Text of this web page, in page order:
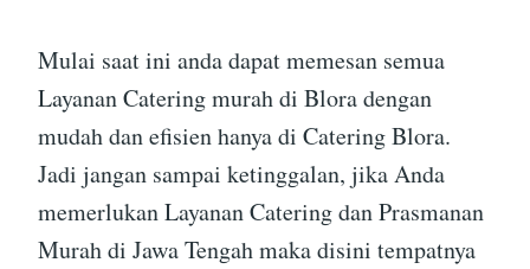
Mulai saat ini anda dapat memesan semua
Layanan Catering murah di Blora dengan
mudah dan efisien hanya di Catering Blora.
Jadi jangan sampai ketinggalan, jika Anda
memerlukan Layanan Catering dan Prasmanan
Murah di Jawa Tengah maka disini tempatnya